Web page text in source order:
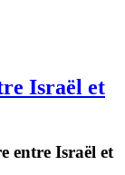
Israël et
entre Israël et